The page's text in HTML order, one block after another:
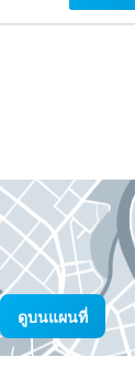
ดูบนแผนที่